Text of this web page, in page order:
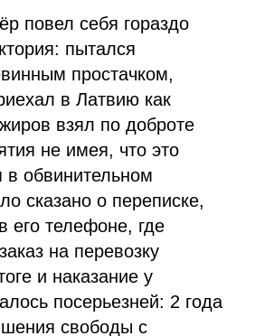
повел себя гораздо
пытался
простачком,
в Латвию как
взял по доброте
не имея, что это
в обвинительном
сказано о переписке,
его телефоне, где
на перевозку
и наказание у
посерьезней: 2 года
свободы с